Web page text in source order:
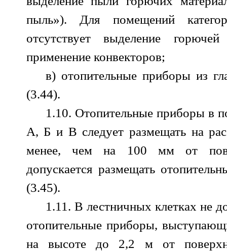
пыль»). Для помещений
отсутствует выделение
применение конвекторов;
в) отопительные приборы из
(3.44).
1.10. Отопительные приборы в
А, Б и В следует размещать на
менее, чем на 100 мм от
допускается размещать
(3.45).
1.11. В лестничных клетках не
отопительные приборы,
на высоте до 2,2 м от